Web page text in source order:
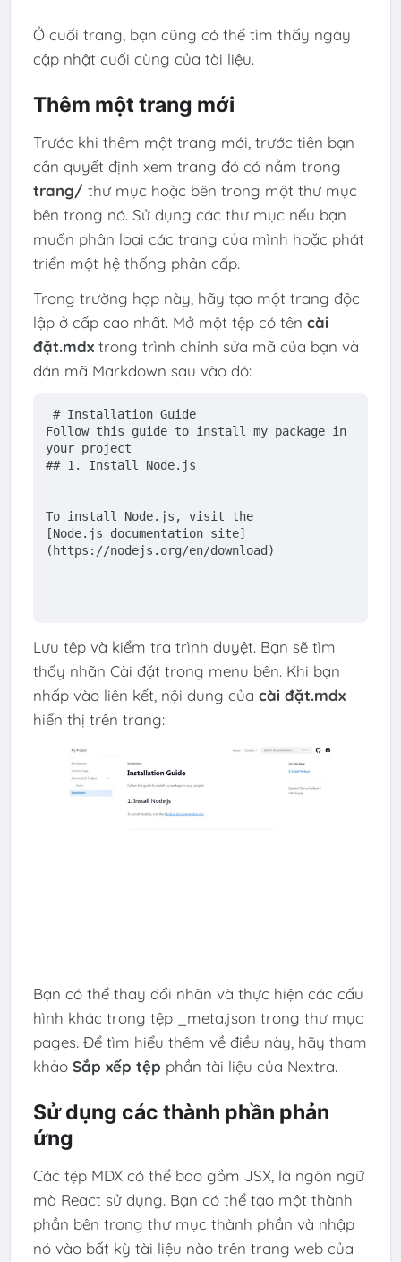
Ở cuối trang, bạn cũng có thể tìm thấy ngày
cập nhật cuối cùng của tài liệu.
Thêm một trang mới
Trước khi thêm một trang mới, trước tiên bạn
cần quyết định xem trang đó có nằm trong
trang/ thư mục hoặc bên trong một thư mục
bên trong nó. Sử dụng các thư mục nếu bạn
muốn phân loại các trang của mình hoặc phát
triển một hệ thống phân cấp.
Trong trường hợp này, hãy tạo một trang độc
lập ở cấp cao nhất. Mở một tệp có tên cài
đặt.mdxtrong trình chỉnh sửa mã của bạn và
dán mã Markdown sau vào đó:
# Installation Guide
Follow this guide to install my package in
your project
## 1. Install Node.js
To install Node.js, visit the
[Node.js documentation site]
( https://nodejs.org/en/download )
Lưu tệp và kiểm tra trình duyệt. Bạn sẽ tìm
thấy nhãn Cài đặt trong menu bên. Khi bạn
nhấp vào liên kết, nội dung của cài đặt.mdx
hiển thị trên trang:
Bạn có thể thay đổi nhãn và thực hiện các cấu
hình khác trong tệp _meta.json trong thư mục
pages. Để tìm hiểu thêm về điều này, hãy tham
khảo Sắp xếp tệp phần tài liệu của Nextra.
Sử dụng các thành phần phản
ứng
Các tệp MDX có thể bao gồm JSX, là ngôn ngữ
mà React sử dụng. Bạn có thể tạo một thành
phần bên trong thư mục thành phần và nhập
nó vào bất kỳ tài liệu nào trên trang web của